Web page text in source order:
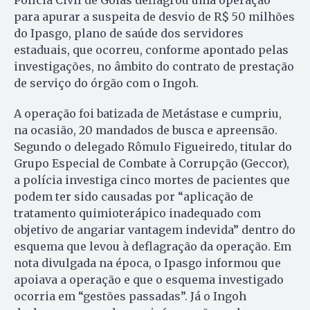
para apurar a suspeita de desvio de R$ 50 milhões
do Ipasgo, plano de saúde dos servidores
estaduais, que ocorreu, conforme apontado pelas
investigações, no âmbito do contrato de prestação
de serviço do órgão com o Ingoh.
A operação foi batizada de Metástase e cumpriu,
na ocasião, 20 mandados de busca e apreensão.
Segundo o delegado Rômulo Figueiredo, titular do
Grupo Especial de Combate à Corrupção (Geccor),
a polícia investiga cinco mortes de pacientes que
podem ter sido causadas por “aplicação de
tratamento quimioterápico inadequado com
objetivo de angariar vantagem indevida” dentro do
esquema que levou à deflagração da operação. Em
nota divulgada na época, o Ipasgo informou que
apoiava a operação e que o esquema investigado
ocorria em “gestões passadas”. Já o Ingoh